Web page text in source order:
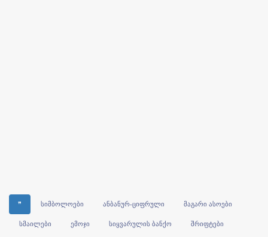
❞ სიმბოლოები ანბანურ-ციფრული მაგარი ასოები
სმაილები ემოჯი სიყვარულის ბანქო შრიფტები